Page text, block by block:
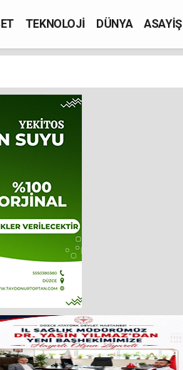
TEKNOLOJİ DÜNYA ASAYİŞ